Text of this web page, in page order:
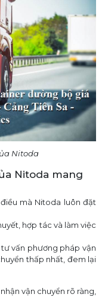
Nitoda
Nitoda mang
mà Nitoda luôn đặt
hợp tác và làm việc
vấn phương pháp vận
thấp nhất, đem lại
vận chuyển rõ ràng,